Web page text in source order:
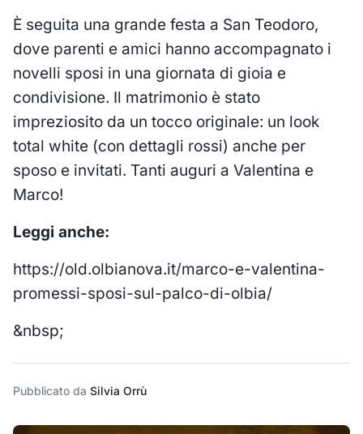
È seguita una grande festa a San Teodoro,
dove parenti e amici hanno accompagnato i
novelli sposi in una giornata di gioia e
condivisione. Il matrimonio è stato
impreziosito da un tocco originale: un look
total white (con dettagli rossi) anche per
sposo e invitati. Tanti auguri a Valentina e
Marco!
Leggi anche:
https://old.olbianova.it/marco-e-valentina-
promessi-sposi-sul-palco-di-olbia/
&nbsp;
Pubblicato da Silvia Orrù